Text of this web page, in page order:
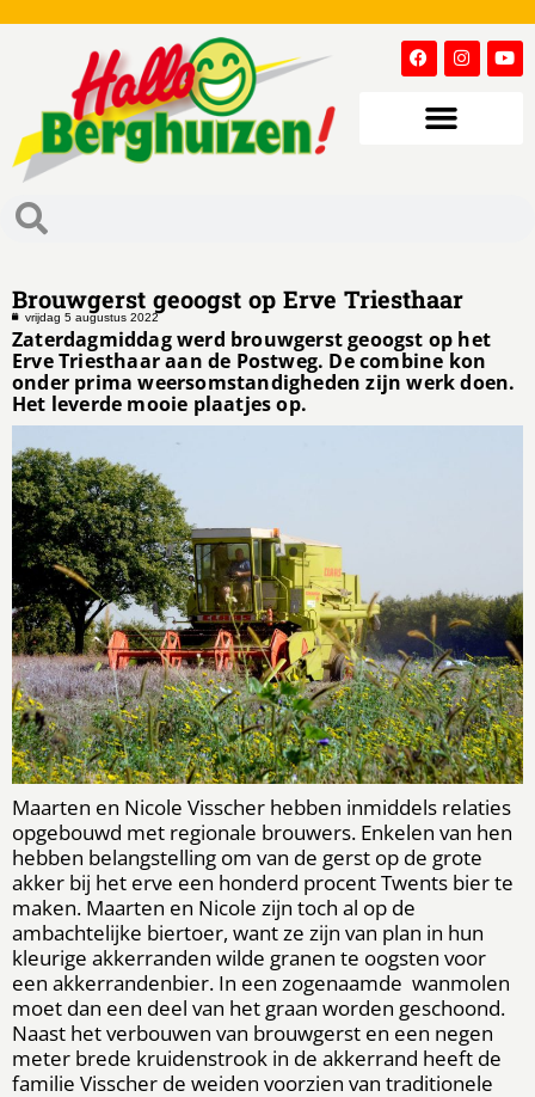
Brouwgerst geoogst op Erve Triesthaar
vrijdag 5 augustus 2022
Zaterdagmiddag werd brouwgerst geoogst op het
Erve Triesthaar aan de Postweg. De combine kon
onder prima weersomstandigheden zijn werk doen.
Het leverde mooie plaatjes op.
Maarten en Nicole Visscher hebben inmiddels relaties
opgebouwd met regionale brouwers. Enkelen van hen
hebben belangstelling om van de gerst op de grote
akker bij het erve een honderd procent Twents bier te
maken. Maarten en Nicole zijn toch al op de
ambachtelijke biertoer, want ze zijn van plan in hun
kleurige akkerranden wilde granen te oogsten voor
een akkerrandenbier. In een zogenaamde wanmolen
moet dan een deel van het graan worden geschoond.
Naast het verbouwen van brouwgerst en een negen
meter brede kruidenstrook in de akkerrand heeft de
familie Visscher de weiden voorzien van traditionele